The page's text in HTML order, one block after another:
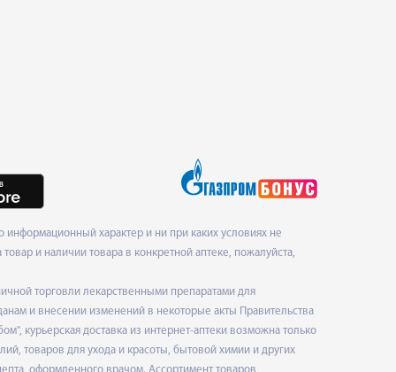
информационный характер и ни при каких условиях не
и наличии товара в конкретной аптеке, пожалуйста,
торговли лекарственными препаратами для
и внесении изменений в некоторые акты Правительства
курьерская доставка из интернет-аптеки возможна только
товаров для ухода и красоты, бытовой химии и других